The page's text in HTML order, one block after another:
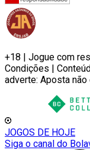
+18 | Jogue com
Condições |
adverte: Aposta
JOGOS DE HOJE
Siga o canal do